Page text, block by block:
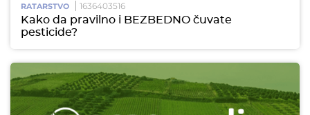
RATARSTVO 1636403516
Kako da pravilno i BEZBEDNO čuvate
pesticide?